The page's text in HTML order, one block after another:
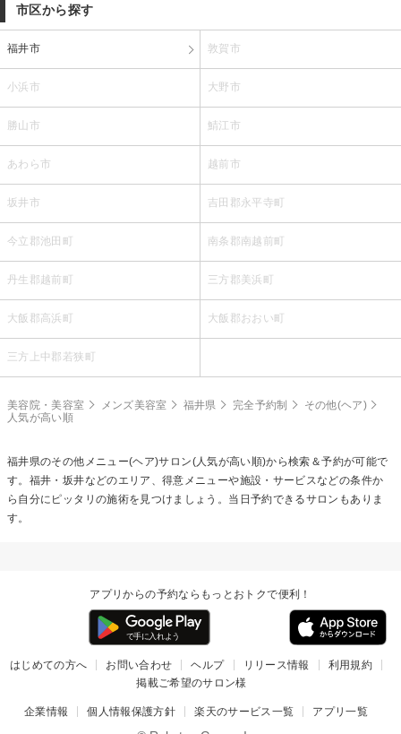
市区から探す
福井市 敦賀市
小浜市 大野市
勝山市 鯖江市
あわら市 越前市
坂井市 吉田郡永平寺町
今立郡池田町 南条郡南越前町
丹生郡越前町 三方郡美浜町
大飯郡高浜町 大飯郡おおい町
三方上中郡若狭町
美容院・美容室 メンズ美容室 福井県 完全予約制
その他(ヘア)
人気が高い順
福井県のその他メニュー(ヘア)サロン(人気が高い順)から検索＆予約が可能で
す。福井・坂井などのエリア、得意メニューや施設・サービスなどの条件か
ら自分にピッタリの施術を見つけましょう。当日予約できるサロンもありま
す。
アプリからの予約ならもっとおトクで便利！
はじめての方へ お問い合わせ ヘルプ リリース情報
利用規約
掲載ご希望のサロン様
企業情報 個人情報保護方針 楽天のサービス一覧 アプリ一覧